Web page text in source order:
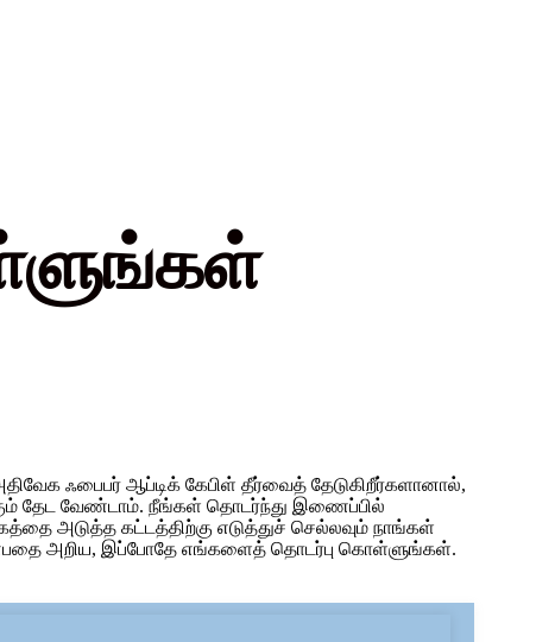
ஃபைபர் ஆப்டிக் கேபிள் தீர்வைத் தேடுகிறீர்களானால்,
தேட வேண்டாம். நீங்கள் தொடர்ந்து இணைப்பில்
அடுத்த கட்டத்திற்கு எடுத்துச் செல்லவும் நாங்கள்
அறிய, இப்போதே எங்களைத் தொடர்பு கொள்ளுங்கள்.